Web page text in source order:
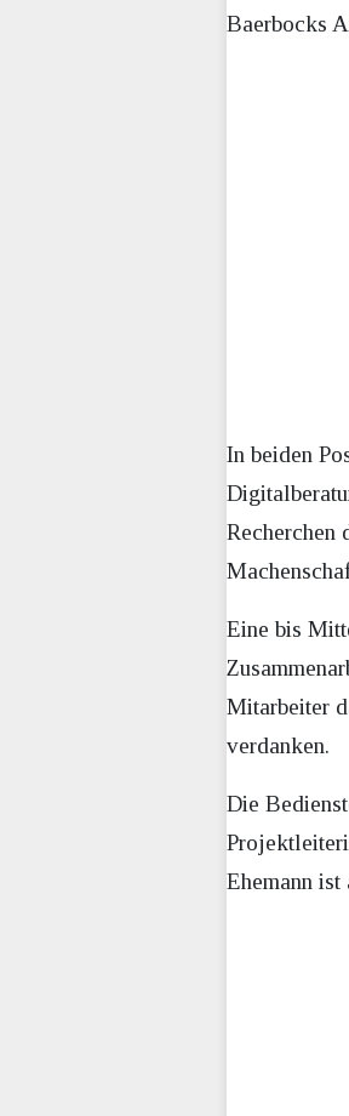
Baerbocks
In beiden
Recherchen
Eine bis
Mitarbeiter
verdanken.
Die
Ehemann